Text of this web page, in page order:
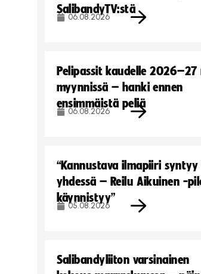
SalibandyTV:stä
06.08.2026
Pelipassit kaudelle
myynnissä – hanki ennen
ensimmäistä peliä
06.08.2026
“Kannustava ilmapiiri syntyy
yhdessä – Reilu Aikuinen -
käynnistyy”
05.08.2026
Salibandyliiton varsinainen